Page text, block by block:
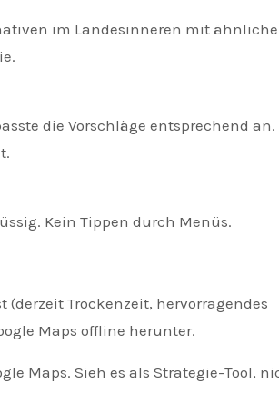
im Landesinneren mit
die Vorschläge entsprechend an.
Kein Tippen durch Menüs.
Trockenzeit, hervorragendes
Maps offline herunter.
Maps. Sieh es als Strategie-Tool,